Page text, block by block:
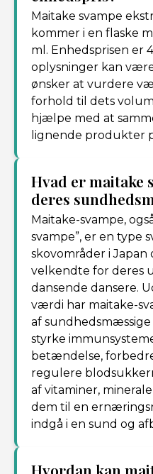
Maitake svampe
kommer i en flaske
ml. Enhedsprisen er
oplysninger kan
ønsker at vurdere
forhold til dets
hjælpe med at
lignende produkter
Hvad er maitake
deres
Maitake-svampe,
svampe”, er en type
skovområder i Japan
velkendte for deres
dansende dansere.
værdi har maitake-
af sundhedsmæssige
styrke
betændelse,
regulere
af vitaminer,
dem til en
indgå i en sund og
Hvordan kan